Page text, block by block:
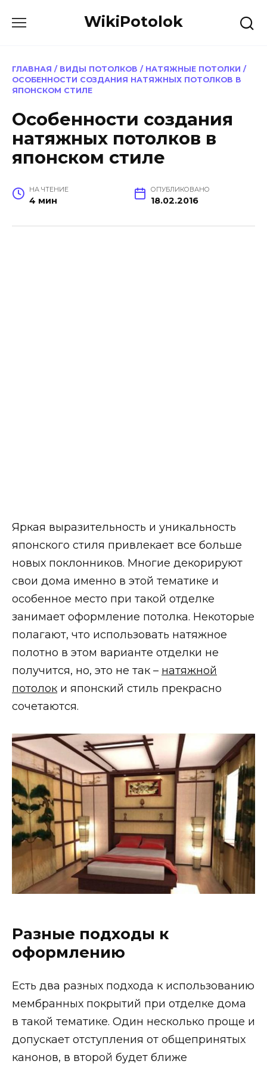
WikiPotolok
ГЛАВНАЯ / ВИДЫ ПОТОЛКОВ / НАТЯЖНЫЕ ПОТОЛКИ /
ОСОБЕННОСТИ СОЗДАНИЯ НАТЯЖНЫХ ПОТОЛКОВ В
ЯПОНСКОМ СТИЛЕ
Особенности создания
натяжных потолков в
японском стиле
НА ЧТЕНИЕ
4 мин
ОПУБЛИКОВАНО
18.02.2016
Яркая выразительность и уникальность
японского стиля привлекает все больше
новых поклонников. Многие декорируют
свои дома именно в этой тематике и
особенное место при такой отделке
занимает оформление потолка. Некоторые
полагают, что использовать натяжное
полотно в этом варианте отделки не
получится, но, это не так – натяжной
потолок и японский стиль прекрасно
сочетаются.
Разные подходы к
оформлению
Есть два разных подхода к использованию
мембранных покрытий при отделке дома
в такой тематике. Один несколько проще и
допускает отступления от общепринятых
канонов, в второй будет ближе